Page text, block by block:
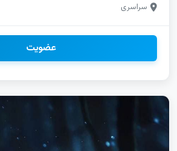
کرج|نظرآباد|فردیس چتکده|آذربایجان
خراسان رضوی گروه چت دخترونه
گپ دخترانه جهرم|گروهیاب جهرم
نطنز|نیشابور گروهیاب واتساپ با ممبر
فروش محصول|گروه واتساپ برای تبلیغات
قرچک سایت ایتا گیلان|سایت سروش
سراسری
عضویت